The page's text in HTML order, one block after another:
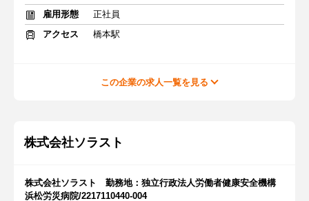
雇用形態
正社員
アクセス
橋本駅
この企業の求人一覧を見る
株式会社ソラスト
株式会社ソラスト 勤務地：独立行政法人労働者健康安全機構
浜松労災病院/2217110440-004